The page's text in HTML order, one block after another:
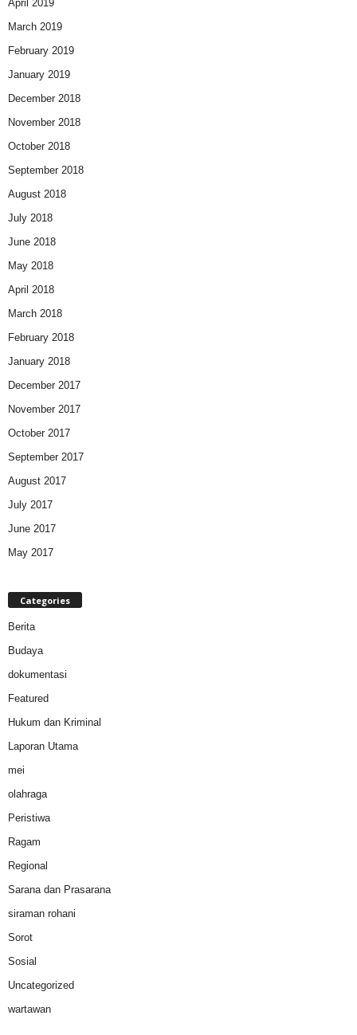
April 2019
March 2019
February 2019
January 2019
December 2018
November 2018
October 2018
September 2018
August 2018
July 2018
June 2018
May 2018
April 2018
March 2018
February 2018
January 2018
December 2017
November 2017
October 2017
September 2017
August 2017
July 2017
June 2017
May 2017
Categories
Berita
Budaya
dokumentasi
Featured
Hukum dan Kriminal
Laporan Utama
mei
olahraga
Peristiwa
Ragam
Regional
Sarana dan Prasarana
siraman rohani
Sorot
Sosial
Uncategorized
wartawan